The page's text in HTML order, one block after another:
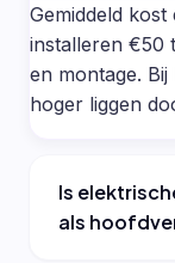
Gemiddeld
installeren €50
en montage.
hoger liggen
Is
als